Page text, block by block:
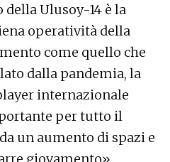
della Ulusoy-14 è la
operatività della
come quello che
dalla pandemia, la
internazionale
per tutto il
un aumento di spazi e
giovamento».